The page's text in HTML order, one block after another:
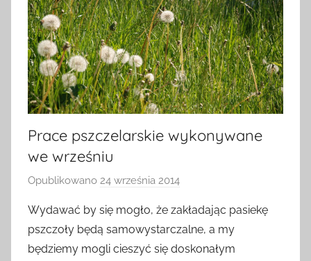
Prace pszczelarskie wykonywane
we wrześniu
Opublikowano 24 września 2014
z
e
z
Wydawać by się mogło, że zakładając pasiekę
pszczoły będą samowystarczalne, a my
będziemy mogli cieszyć się doskonałym